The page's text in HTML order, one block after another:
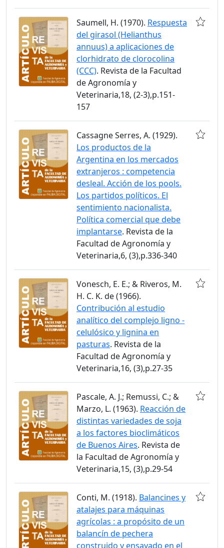
Saumell, H. (1970). Respuesta
del girasol (Helianthus
annuus) a aplicaciones de
clorhidrato de clorocolina
(CCC). Revista de la Facultad
de Agronomía y
Veterinaria,18, (2-3),p.151-
157
Cassagne Serres, A. (1929).
Los productos de la
Argentina en los mercados
extranjeros : competencia
desleal. Acción de los pools.
Los partidos políticos. El
sentimiento nacionalista.
Política comercial que debe
implantarse. Revista de la
Facultad de Agronomía y
Veterinaria,6, (3),p.336-340
Vonesch, E. E.; & Riveros, M.
H. C. K. de (1966).
Contribución al estudio
analítico del complejo ligno -
celulósico y lignina en
pasturas. Revista de la
Facultad de Agronomía y
Veterinaria,16, (3),p.27-35
Pascale, A. J.; Remussi, C.; &
Marzo, L. (1963). Reacción de
distintas variedades de soja
a los factores bioclimáticos
de Buenos Aires. Revista de
la Facultad de Agronomía y
Veterinaria,15, (3),p.29-54
Conti, M. (1918). Balancines y
atalajes para máquinas
agrícolas : a propósito de un
balancín de pechera
construido y ensayado en el